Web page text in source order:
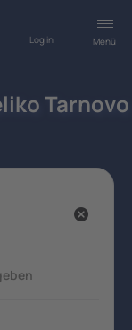
Menü
Log in
Tarnovo